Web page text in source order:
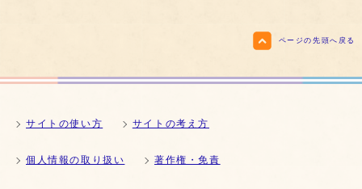
ページの先頭へ戻る
サイトの使い方 サイトの考え方
個人情報の取り扱い 著作権・免責